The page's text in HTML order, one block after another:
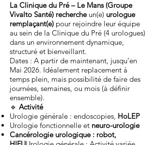
La Clinique du Pré – Le Mans (Groupe
Vivalto Santé) recherche un(e) urologue
remplaçant(e) pour rejoindre leur équipe
au sein de la Clinique du Pré (4 urologues)
dans un environnement dynamique,
structuré et bienveillant.
Dates : A partir de maintenant, jusqu’en
Mai 2026. Idéalement replacement à
temps plein, mais possibilité de faire des
journées, semaines, ou mois (à définir
ensemble).
🔹 Activité
Urologie générale : endoscopies, HoLEP
Urologie fonctionnelle et neuro-urologie
Cancérologie urologique : robot,